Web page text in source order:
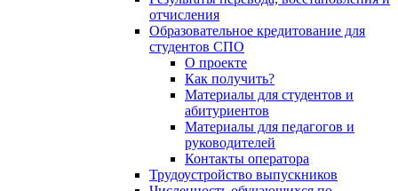
отчисления
Образовательное кредитование для
студентов СПО
О проекте
Как получить?
Материалы для студентов и
абитуриентов
Материалы для педагогов и
руководителей
Контакты оператора
Трудоустройство выпускников